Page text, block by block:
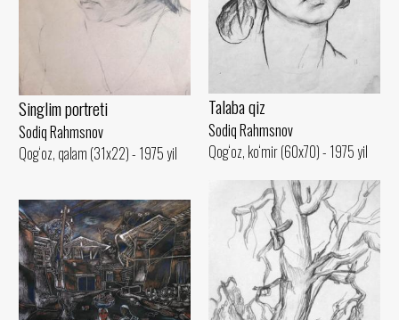
Singlim portreti
Sodiq Rahmsnov
Qog‘oz, qalam (31x22) - 1975 yil
Talaba qiz
Sodiq Rahmsnov
Qog‘oz, ko‘mir (60x70) - 1975 yil